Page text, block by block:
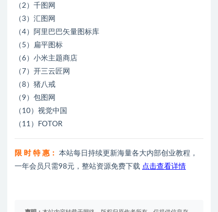
（2）千图网
（3）汇图网
（4）阿里巴巴矢量图标库
（5）扁平图标
（6）小米主题商店
（7）开三云匠网
（8）猪八戒
（9）包图网
（10）视觉中国
（11）FOTOR
限 时 特 惠：
本站每日持续更新海量各大内部创业教程，
一年会员只需98元，整站资源免费下载 点击查看详情